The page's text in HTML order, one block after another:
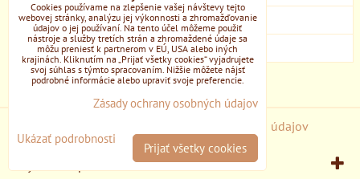
DOMŠKOLA ŽIVOZEM STUPAVA
EONE
Zásady ochrany osobných údajov
Vytvorené pomocou:BiznisWeb.sk
Cookies používame na zlepšenie vašej návštevy tejto
webovej stránky, analýzu jej výkonnosti a zhromažďovanie
údajov o jej používaní. Na tento účel môžeme použiť
nástroje a služby tretích strán a zhromaždené údaje sa
môžu preniesť k partnerom v EÚ, USA alebo iných
krajinách. Kliknutím na „Prijať všetky cookies“ vyjadrujete
svoj súhlas s týmto spracovaním. Nižšie môžete nájsť
podrobné informácie alebo upraviť svoje preferencie.
Zásady ochrany osobných údajov
Ukázať podrobnosti
Prijať všetky cookies